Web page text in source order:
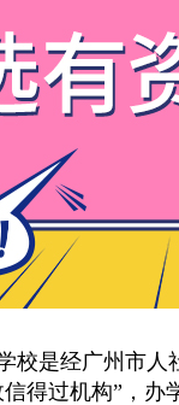
是经广州市人
得过机构”，办